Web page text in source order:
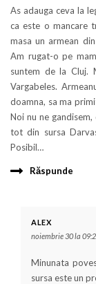
As adauga ceva la
ca este o mancare
masa un armean
Am rugat-o pe
suntem de la Cluj.
Vargabeles.
doamna, sa ma
Noi nu ne
tot din sursa
Posibil…
Răspunde
ALEX
noiembrie 30 la
Minunata
sursa este un